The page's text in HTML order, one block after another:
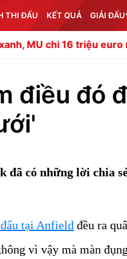
THI ĐẤU KẾT QUẢ GIẢI ĐẤU
euro mua Salinas Soi
điều đó
đã có những lời chia
tại Anfield đều ra
vì vậy mà màn